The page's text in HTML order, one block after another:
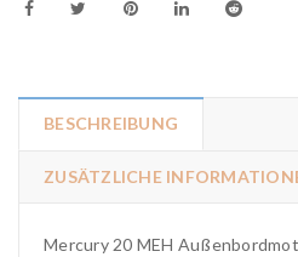
BESCHREIBUNG
ZUSÄTZLICHE
Mercury 20 MEH